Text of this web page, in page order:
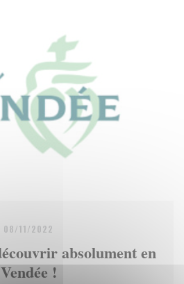
08/11/2022
absolument en
Vendée !